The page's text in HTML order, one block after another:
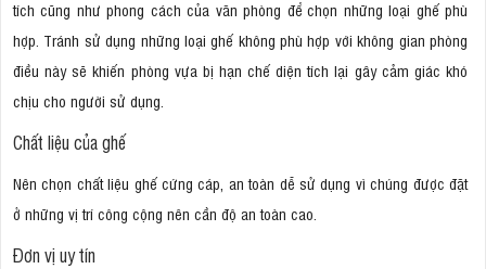
tích cũng như phong cách của văn phòng để chọn những loại ghế phù
hợp. Tránh sử dụng những loại ghế không phù hợp với không gian phòng
điều này sẽ khiến phòng vựa bị hạn chế diện tích lại gây cảm giác khó
chịu cho người sử dụng.
Chất liệu của ghế
Nên chọn chất liệu ghế cứng cáp, an toàn dễ sử dụng vì chúng được đặt
ở những vị trí công cộng nên cần độ an toàn cao.
Đơn vị uy tín